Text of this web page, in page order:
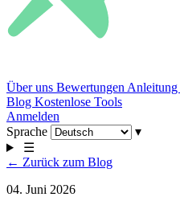
Über uns Bewertungen Anleitung
Blog Kostenlose Tools
Anmelden
Sprache
▾
☰
← Zurück zum Blog
04. Juni 2026